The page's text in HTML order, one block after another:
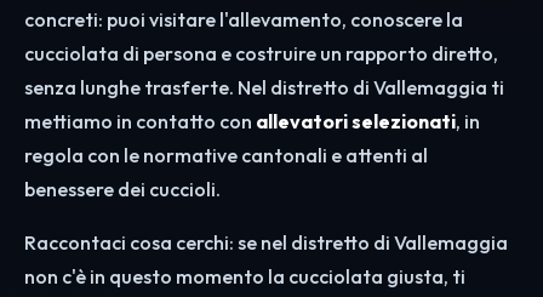
concreti: puoi visitare l'allevamento, conoscere la
cucciolata di persona e costruire un rapporto diretto,
senza lunghe trasferte. Nel distretto di Vallemaggia ti
mettiamo in contatto con allevatori selezionati, in
regola con le normative cantonali e attenti al
benessere dei cuccioli.
Raccontaci cosa cerchi: se nel distretto di Vallemaggia
non c'è in questo momento la cucciolata giusta, ti